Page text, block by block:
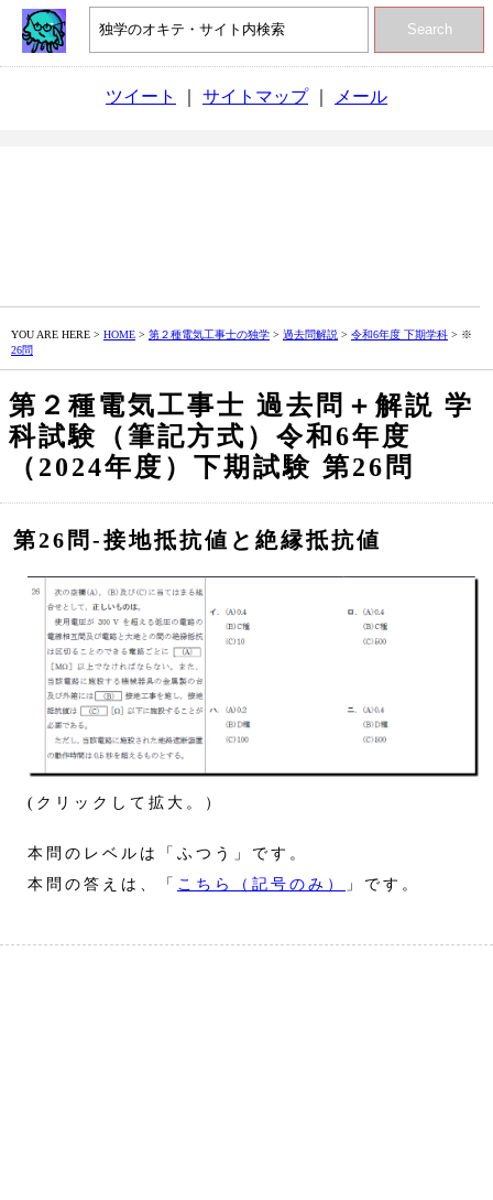
Search
ツイート サイトマップ｜ メール
YOU ARE HERE > HOME > 第２種電気工事士の独学 > 過去問解説 > 令和6年度 下期学科 > ※
26問
第２種電気工事士 過去問＋解説 学
科試験（筆記方式）令和6年度
（2024年度）下期試験 第26問
第26問‐接地抵抗値と絶縁抵抗値
(クリックして拡大。）
本問のレベルは「ふつう」です。
本問の答えは、「 こちら（記号のみ） 」です。